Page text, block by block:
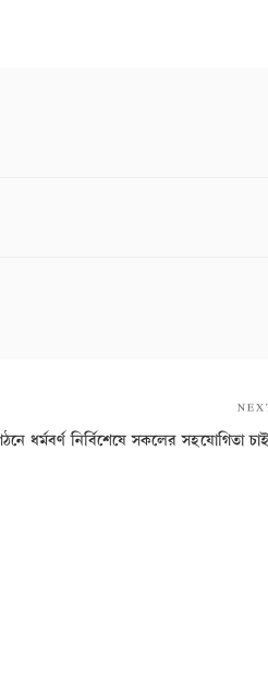
ধর্মবর্ণ নির্বিশেষে সকলের সহযোগিতা